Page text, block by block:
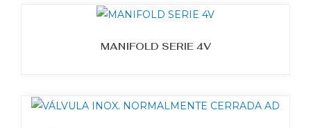
MANIFOLD SERIE 4V